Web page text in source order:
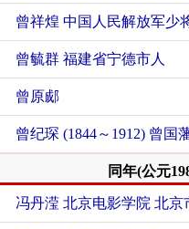
曾祥煌 中国人民解放军少
曾毓群 福建省宁德市人
曾原郕
曾纪琛 (1844～1912) 曾国
同年(公元
冯丹滢 北京电影学院 北京